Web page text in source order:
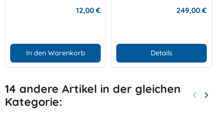
12,00 €
In den Warenkorb
249,00 €
Details
14 andere Artikel in der gleichen
Kategorie:
Zurück
keyboard_arrow_left keyboard_arrow_right